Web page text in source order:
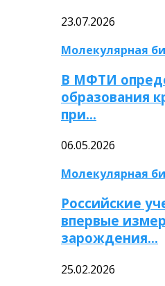
23.07.2026
Молекулярная
В МФТИ
образования
при…
06.05.2026
Молекулярная
Российские
впервые
зарождения…
25.02.2026